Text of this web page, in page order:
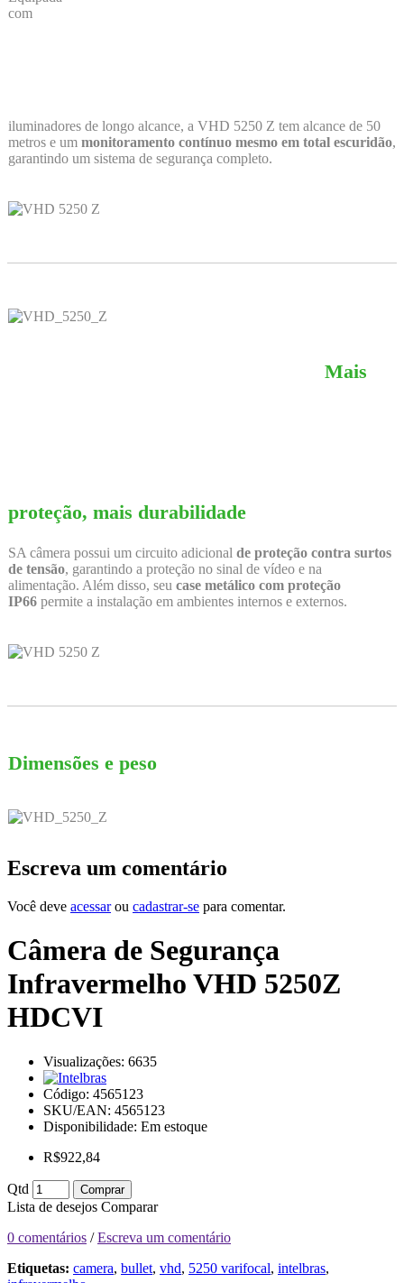
com
iluminadores de longo alcance, a VHD 5250 Z tem alcance de 50
metros e um monitoramento contínuo mesmo em total escuridão,
garantindo um sistema de segurança completo.
Mais
proteção, mais durabilidade
SA câmera possui um circuito adicional de proteção contra surtos
de tensão, garantindo a proteção no sinal de vídeo e na
alimentação. Além disso, seu case metálico com proteção
IP66 permite a instalação em ambientes internos e externos.
Dimensões e peso
Escreva um comentário
Você deve acessarou cadastrar-se para comentar.
Câmera de Segurança
Infravermelho VHD 5250Z
HDCVI
Visualizações: 6635
Código: 4565123
SKU/EAN: 4565123
Disponibilidade: Em estoque
R$922,84
Qtd Comprar
Lista de desejos Comparar
0 comentários /Escreva um comentário
Etiquetas: camera, bullet, vhd, 5250 varifocal, intelbras,